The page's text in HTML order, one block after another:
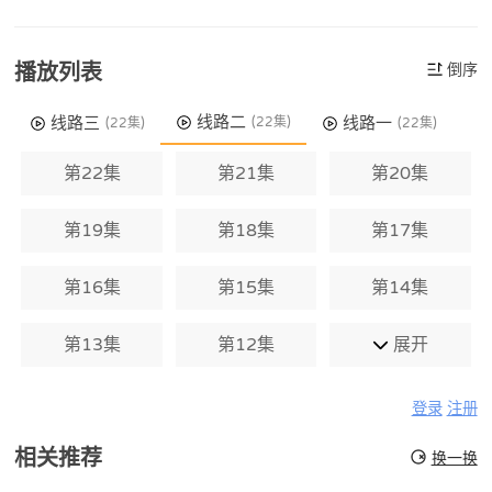
播放列表 倒序
线路三 (22集) 线路二 (22集) 线路一 (22集)
第22集 第21集 第20集
第19集 第18集 第17集
第16集 第15集 第14集
第13集 第12集 展开
登录 注册
相关推荐 换一换